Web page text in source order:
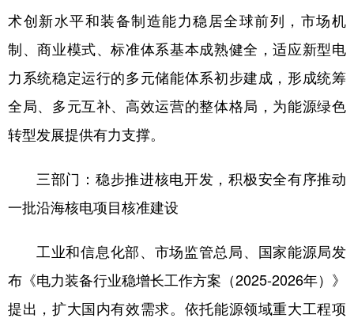
术创新水平和装备制造能力稳居全球前列，市场机
制、商业模式、标准体系基本成熟健全，适应新型电
力系统稳定运行的多元储能体系初步建成，形成统筹
全局、多元互补、高效运营的整体格局，为能源绿色
转型发展提供有力支撑。
三部门：稳步推进核电开发，积极安全有序推动
一批沿海核电项目核准建设
工业和信息化部、市场监管总局、国家能源局发
布《电力装备行业稳增长工作方案（2025-2026年）》
提出，扩大国内有效需求。依托能源领域重大工程项